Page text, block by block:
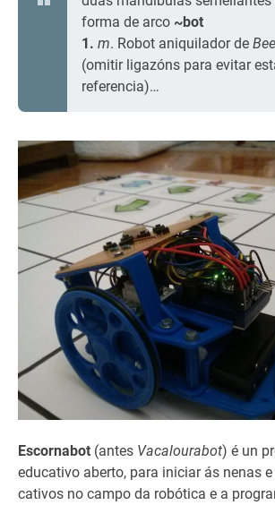
forma de arco ~bot
1. m. Robot aniquilador de
(omitir ligazóns para evitar
referencia)…
Escornabot (antes Vacalourabot) é un
educativo aberto, para iniciar ás nenas
cativos no campo da robótica e a